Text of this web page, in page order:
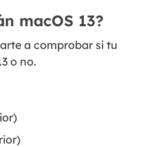
macOS 13?
a comprobar si tu
o no.